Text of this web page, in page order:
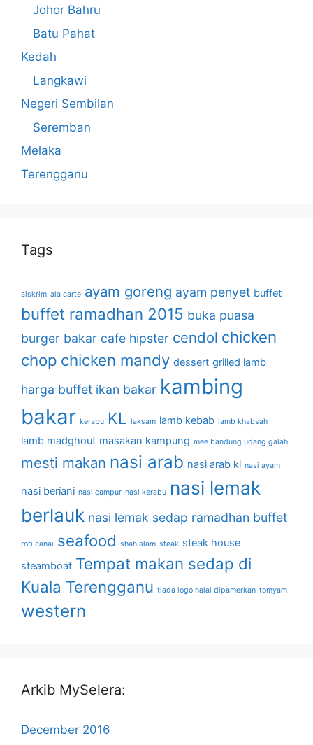
Johor Bahru
Batu Pahat
Kedah
Langkawi
Negeri Sembilan
Seremban
Melaka
Terengganu
Tags
aiskrim ala carte ayam goreng ayam penyet buffet
buffet ramadhan 2015 buka puasa
burger bakar cafe hipster cendol chicken
chop chicken mandy dessert grilled lamb
harga buffet ikan bakar kambing
bakar kerabu KL laksam lamb kebab lamb khabsah
lamb madghout masakan kampung mee bandung udang galah
mesti makan nasi arab nasi arab kl nasi ayam
nasi beriani nasi campur nasi kerabu nasi lemak
berlauk nasi lemak sedap ramadhan buffet
roti canai seafood shah alam steak steak house
steamboat Tempat makan sedap di
Kuala Terengganu tiada logo halal dipamerkan tomyam
western
Arkib MySelera:
December 2016